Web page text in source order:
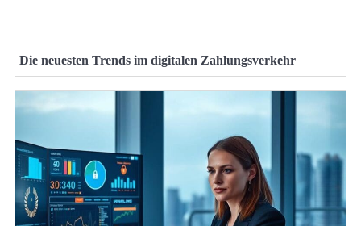
Die neuesten Trends im digitalen Zahlungsverkehr